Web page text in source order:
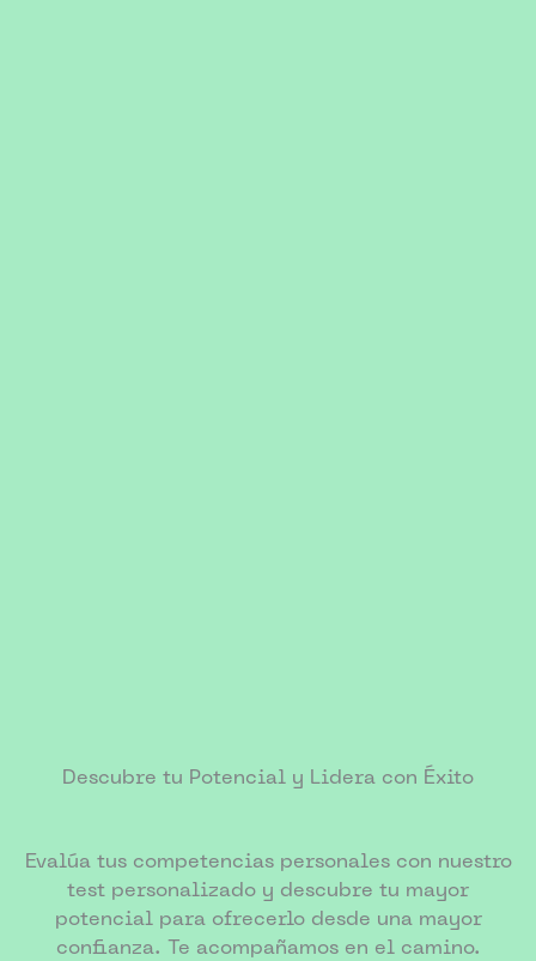
Descubre tu Potencial y Lidera con Éxito
Evalúa tus competencias personales con nuestro
test personalizado y descubre tu mayor
potencial para ofrecerlo desde una mayor
confianza. Te acompañamos en el camino.